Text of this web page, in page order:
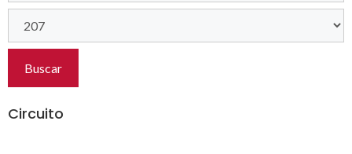
Buscar
Circuito